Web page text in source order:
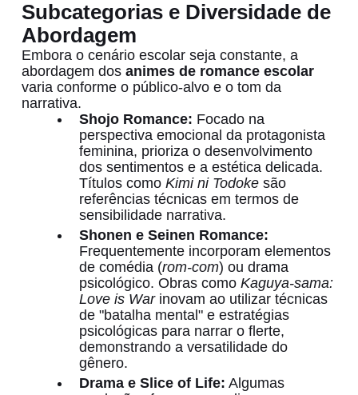
Subcategorias e Diversidade de
Abordagem
Embora o cenário escolar seja constante, a
abordagem dos animes de romance escolar
varia conforme o público-alvo e o tom da
narrativa.
Shojo Romance: Focado na
perspectiva emocional da protagonista
feminina, prioriza o desenvolvimento
dos sentimentos e a estética delicada.
Títulos como Kimi ni Todokesão
referências técnicas em termos de
sensibilidade narrativa.
Shonen e Seinen Romance:
Frequentemente incorporam elementos
de comédia (rom-com) ou drama
psicológico. Obras como Kaguya-sama:
Love is Warinovam ao utilizar técnicas
de "batalha mental" e estratégias
psicológicas para narrar o flerte,
demonstrando a versatilidade do
gênero.
Drama e Slice of Life: Algumas